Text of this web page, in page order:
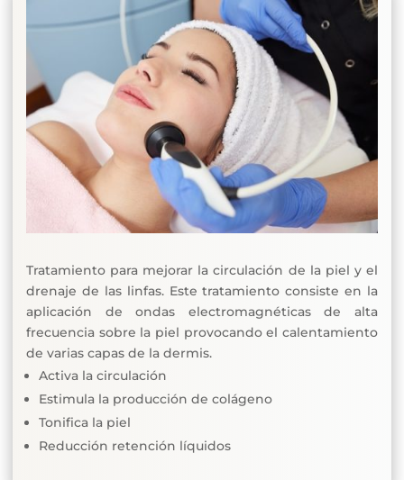
Tratamiento para mejorar la circulación de la piel y el
drenaje de las linfas. Este tratamiento consiste en la
aplicación de ondas electromagnéticas de alta
frecuencia sobre la piel provocando el calentamiento
de varias capas de la dermis.
Activa la circulación
Estimula la producción de colágeno
Tonifica la piel
Reducción retención líquidos